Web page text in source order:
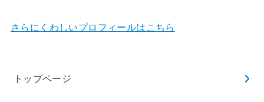
さらにくわしいプロフィールはこちら
トップページ